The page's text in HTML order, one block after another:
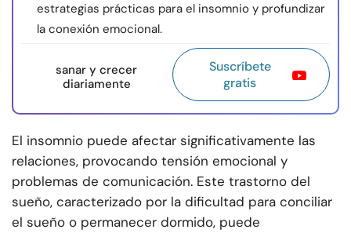
estrategias prácticas para el insomnio y profundizar
la conexión emocional.
sanar y crecer
diariamente
Suscríbete
gratis
El insomnio puede afectar significativamente las
relaciones, provocando tensión emocional y
problemas de comunicación. Este trastorno del
sueño, caracterizado por la dificultad para conciliar
el sueño o permanecer dormido, puede